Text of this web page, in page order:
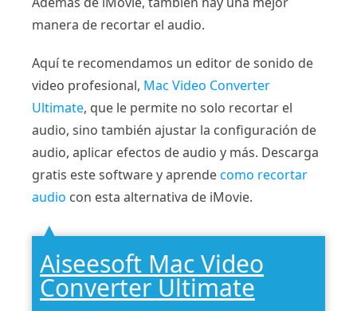
manera de recortar el audio.
Aquí te recomendamos un editor de sonido de
video profesional, Mac Video Converter
Ultimate, que le permite no solo recortar el
audio, sino también ajustar la configuración de
audio, aplicar efectos de audio y más. Descarga
gratis este software y aprendecomo recortar
audio con esta alternativa de iMovie.
Aiseesoft Mac Video
Converter Ultimate